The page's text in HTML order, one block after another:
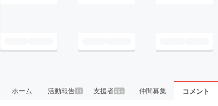
ホーム 活動報告11 支援者99+ 仲間募集 コメント